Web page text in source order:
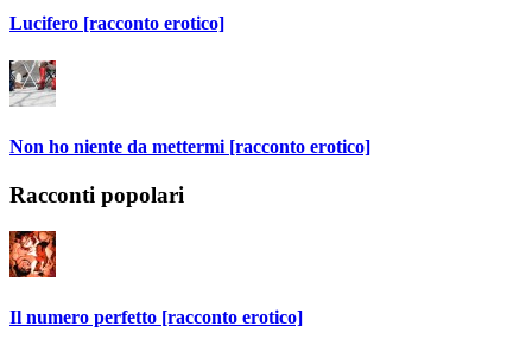
Lucifero [racconto erotico]
Non ho niente da mettermi [racconto erotico]
Racconti popolari
Il numero perfetto [racconto erotico]